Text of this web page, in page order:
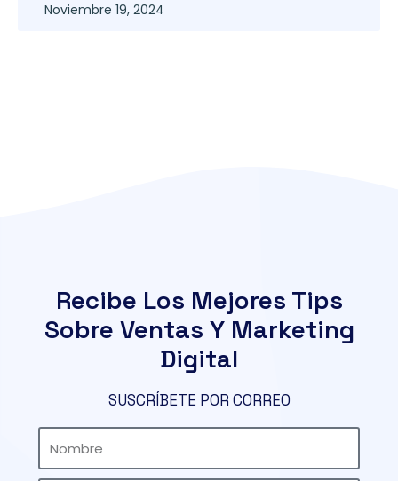
Noviembre 19, 2024
Recibe Los Mejores Tips
Sobre Ventas Y Marketing
Digital
SUSCRÍBETE POR CORREO